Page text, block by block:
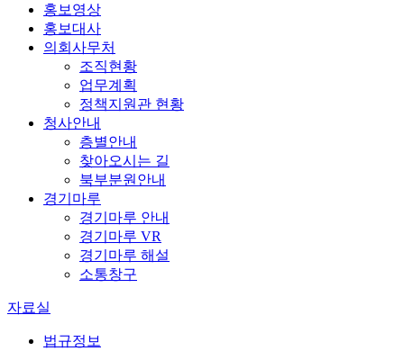
홍보영상
홍보대사
의회사무처
조직현황
업무계획
정책지원관 현황
청사안내
층별안내
찾아오시는 길
북부분원안내
경기마루
경기마루 안내
경기마루 VR
경기마루 해설
소통창구
자료실
법규정보